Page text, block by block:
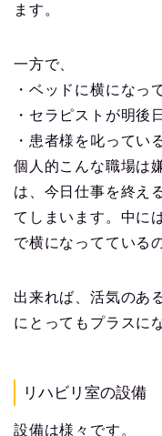
ます。
一方で、
・ベッドに横になっ
・セラピストが明後
・患者様を叱ってい
個人的こんな職場は
は、今日仕事を終え
てしまいます。中に
で横になってている
出来れば、活気のあ
にとってもプラスに
リハビリ室の設備
設備は様々です。